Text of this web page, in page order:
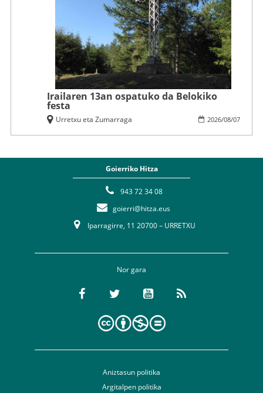
Irailaren 13an ospatuko da Belokiko
festa
2026/08/07
Urretxu eta Zumarraga
Goierriko Hitza
943 72 34 08
goierri@hitza.eus
Iparragirre, 11 20700 – URRETXU
Nor gara
Aniztasun politika
Argitalpen politika